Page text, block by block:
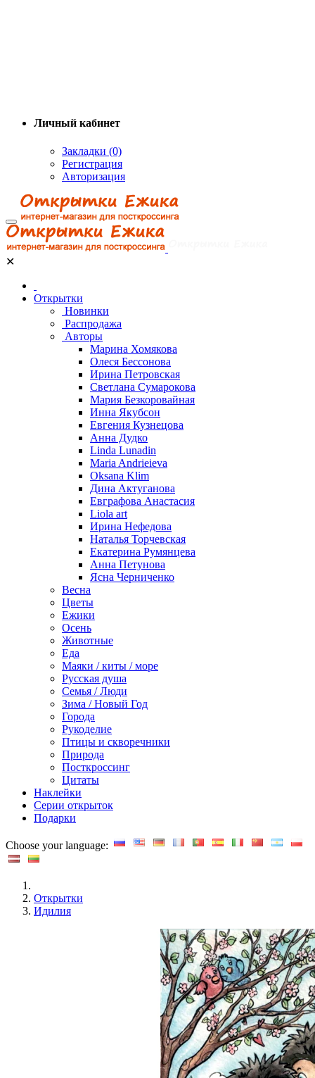
Личный кабинет
Закладки (0)
Регистрация
Авторизация
✕
Открытки
Новинки
Распродажа
Авторы
Марина Хомякова
Олеся Бессонова
Ирина Петровская
Светлана Сумарокова
Мария Безкоровайная
Инна Якубсон
Евгения Кузнецова
Анна Дудко
Linda Lunadin
Maria Andrieieva
Oksana Klim
Дина Актуганова
Евграфова Анастасия
Liola art
Ирина Нефедова
Наталья Торчевская
Екатерина Румянцева
Анна Петунова
Ясна Черниченко
Весна
Цветы
Ежики
Осень
Животные
Еда
Маяки / киты / море
Русская душа
Семья / Люди
Зима / Новый Год
Города
Рукоделие
Птицы и скворечники
Природа
Посткроссинг
Цитаты
Наклейки
Серии открыток
Подарки
Choose your language:
Открытки
Идилия